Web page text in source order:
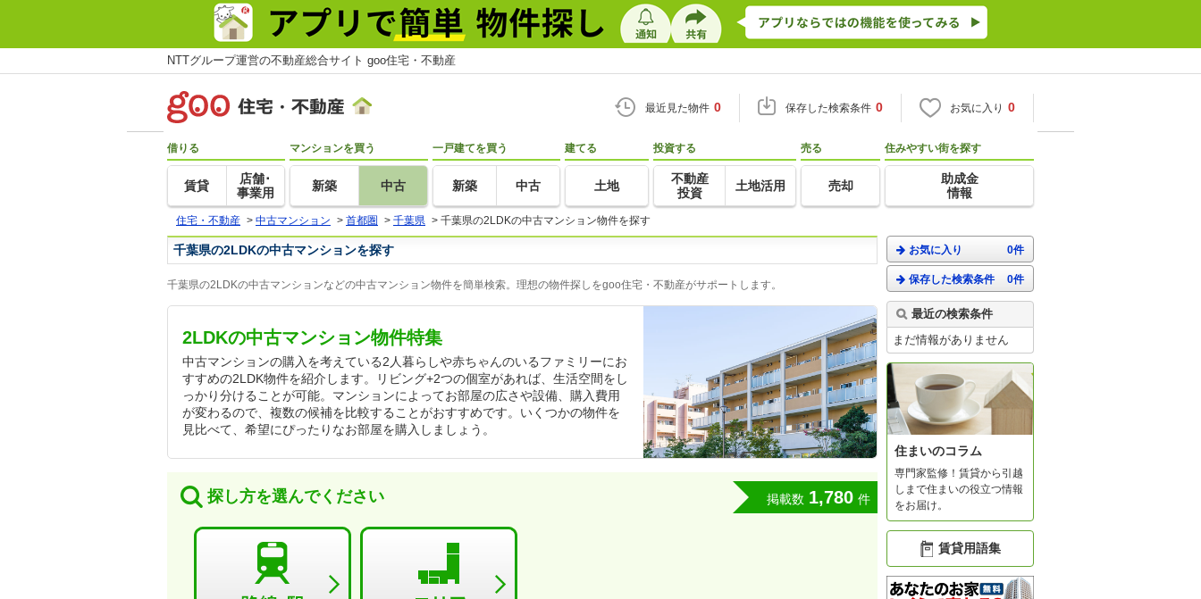
NTTグループ運営の不動産総合サイト goo住宅・不動産
最近見た物件 0 保存した検索条件 0 お気に入り 0
借りる
賃貸
店舗･
事業用
マンションを買う
新築 中古
一戸建てを買う
新築 中古
建てる
土地
投資する
不動産
投資
土地活用
売る
売却
住みやすい街を探す
助成金
情報
住宅・不動産 > 中古マンション > 首都圏 > 千葉県 > 千葉県の2LDKの中古マンション物件を探す
千葉県の2LDKの中古マンションを探す
千葉県の2LDKの中古マンションなどの中古マンション物件を簡単検索。理想の物件探しをgoo住宅・不動産がサポートします。
2LDKの中古マンション物件特集
中古マンションの購入を考えている2人暮らしや赤ちゃんのいるファミリーにお
すすめの2LDK物件を紹介します。リビング+2つの個室があれば、生活空間をし
っかり分けることが可能。マンションによってお部屋の広さや設備、購入費用
が変わるので、複数の候補を比較することがおすすめです。いくつかの物件を
見比べて、希望にぴったりなお部屋を購入しましょう。
探し方を選んでください 掲載数 1,780 件
お気に入り 0件
保存した検索条件 0件
最近の検索条件
まだ情報がありません
住まいのコラム
専門家監修！賃貸から引越
しまで住まいの役立つ情報
をお届け。
賃貸用語集